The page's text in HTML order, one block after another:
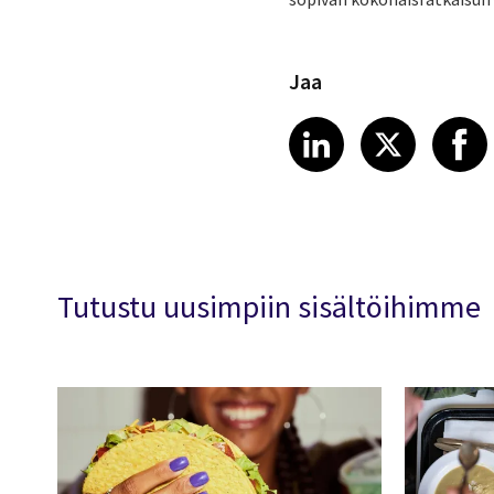
Jaa
Share article
LinkedIn
Share
X
Tutustu uusimpiin sisältöihimme